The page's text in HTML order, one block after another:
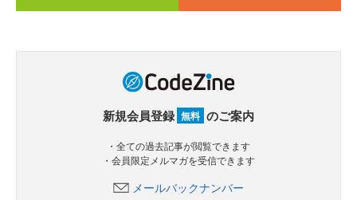
新規会員登録 無料 のご案内
・全ての過去記事が閲覧できます
・会員限定メルマガを受信できます
メールバックナンバー